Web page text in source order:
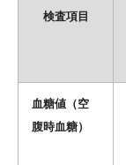
検査項目
血糖値（空
腹時血糖）
お問い合わせ